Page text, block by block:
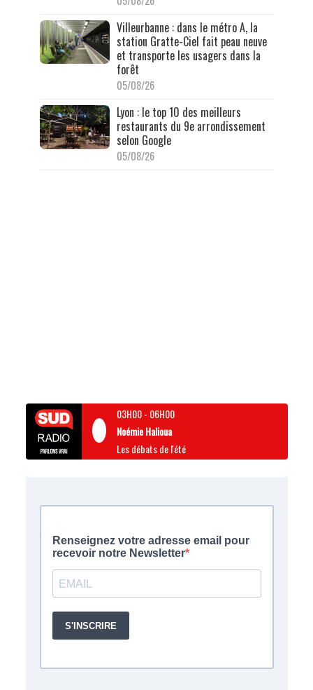
Villeurbanne : dans le métro A, la
station Gratte-Ciel fait peau neuve
et transporte les usagers dans la
forêt
05/08/26
Lyon : le top 10 des meilleurs
restaurants du 9e arrondissement
selon Google
05/08/26
03H00- 06H00
Noémie Halioua
Les débats de l'été